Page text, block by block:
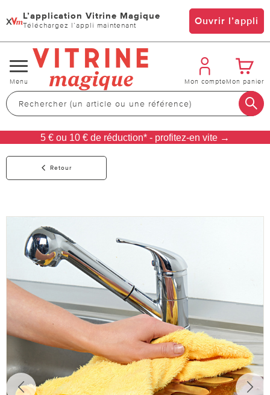
x L’application Vitrine Magique
Téléchargez l’appli maintenant Ouvrir l’appli
Changer
de
navigation
Menu Mon compteMon panier
5 € ou 10 € de réduction* - profitez-en vite →
Retour